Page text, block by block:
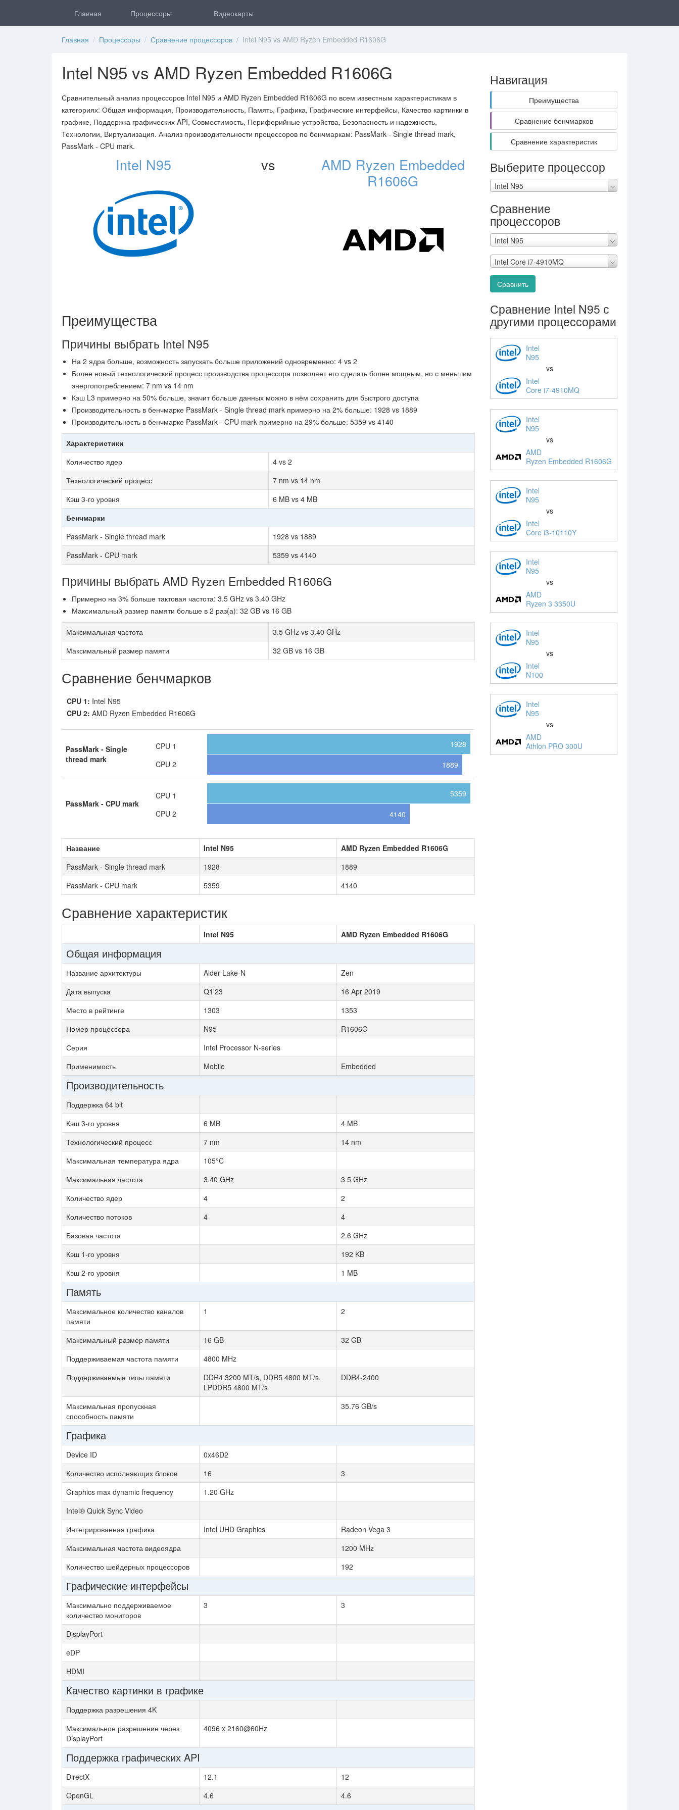
Главная Процессоры Видеокарты
Главная / Процессоры / Сравнение процессоров / Intel N95 vs AMD Ryzen Embedded R1606G
Intel N95 vs AMD Ryzen Embedded R1606G
Сравнительный анализ процессоров Intel N95 и AMD Ryzen Embedded R1606G по всем известным характеристикам в
категориях: Общая информация, Производительность, Память, Графика, Графические интерфейсы, Качество картинки в
графике, Поддержка графических API, Совместимость, Периферийные устройства, Безопасность и надежность,
Технологии, Виртуализация. Анализ производительности процессоров по бенчмаркам: PassMark - Single thread mark,
PassMark - CPU mark.
Intel N95 vs
AMD Ryzen Embedded
R1606G
Преимущества
Причины выбрать Intel N95
На 2 ядра больше, возможность запускать больше приложений одновременно: 4 vs 2
Более новый технологический процесс производства процессора позволяет его сделать более мощным, но с меньшим
энергопотреблением: 7 nm vs 14 nm
Кэш L3 примерно на 50% больше, значит больше данных можно в нём сохранить для быстрого доступа
Производительность в бенчмарке PassMark - Single thread mark примерно на 2% больше: 1928 vs 1889
Производительность в бенчмарке PassMark - CPU mark примерно на 29% больше: 5359 vs 4140
Характеристики
Количество ядер
4 vs 2
Технологический процесс
7 nm vs 14 nm
Кэш 3-го уровня
6 MB vs 4 MB
Бенчмарки
PassMark - Single thread mark
1928 vs 1889
PassMark - CPU mark
5359 vs 4140
Причины выбрать AMD Ryzen Embedded R1606G
Примерно на 3% больше тактовая частота: 3.5 GHz vs 3.40 GHz
Максимальный размер памяти больше в 2 раз(а): 32 GB vs 16 GB
Максимальная частота
3.5 GHz vs 3.40 GHz
Максимальный размер памяти
32 GB vs 16 GB
Сравнение бенчмарков
CPU 1: Intel N95
CPU 2: AMD Ryzen Embedded R1606G
PassMark - Single
thread mark
CPU 1
CPU 2
1928
1889
PassMark - CPU mark
CPU 1
CPU 2
5359
4140
Название Intel N95
AMD Ryzen Embedded R1606G
PassMark - Single thread mark
1928
1889
PassMark - CPU mark
5359 4140
Сравнение характеристик
Intel N95 AMD Ryzen Embedded R1606G
Общая информация
Название архитектуры Alder Lake-N
Zen
Дата выпуска
Q1'23
16 Apr 2019
Место в рейтинге
1303
1353
Номер процессора
N95
R1606G
Серия
Intel Processor N-series
Применимость
Mobile Embedded
Производительность
Поддержка 64 bit
Кэш 3-го уровня
6 MB
4 MB
Технологический процесс
7 nm
14 nm
Максимальная температура ядра
105°C
Максимальная частота
3.40 GHz
3.5 GHz
Количество ядер
4
2
Количество потоков
4
4
Базовая частота
2.6 GHz
Кэш 1-го уровня
192 KB
Кэш 2-го уровня
1 MB
Память
Максимальное количество каналов
памяти
1 2
Максимальный размер памяти 16 GB
32 GB
Поддерживаемая частота памяти
4800 MHz
Поддерживаемые типы памяти
DDR4 3200 MT/s, DDR5 4800 MT/s,
LPDDR5 4800 MT/s
DDR4-2400
Максимальная пропускная
способность памяти
35.76 GB/s
Графика
Device ID
0x46D2
Количество исполняющих блоков
16
3
Graphics max dynamic frequency
1.20 GHz
Intel® Quick Sync Video
Интегрированная графика
Intel UHD Graphics
Radeon Vega 3
Максимальная частота видеоядра
1200 MHz
Количество шейдерных процессоров
192
Графические интерфейсы
Максимально поддерживаемое
количество мониторов
3 3
DisplayPort
eDP
HDMI
Качество картинки в графике
Поддержка разрешения 4K
Максимальное разрешение через
DisplayPort
4096 x 2160@60Hz
Поддержка графических API
DirectX 12.1
12
OpenGL
4.6 4.6
Навигация
Преимущества
Сравнение бенчмарков
Сравнение характеристик
Выберите процессор
Intel N95
Сравнение
процессоров
Intel N95
Intel Core i7-4910MQ
Сравнить
Сравнение Intel N95 с
другими процессорами
Intel
N95
vs
Intel
Core i7-4910MQ
Intel
N95
vs
AMD
Ryzen Embedded R1606G
Intel
N95
vs
Intel
Core i3-10110Y
Intel
N95
vs
AMD
Ryzen 3 3350U
Intel
N95
vs
Intel
N100
Intel
N95
vs
AMD
Athlon PRO 300U